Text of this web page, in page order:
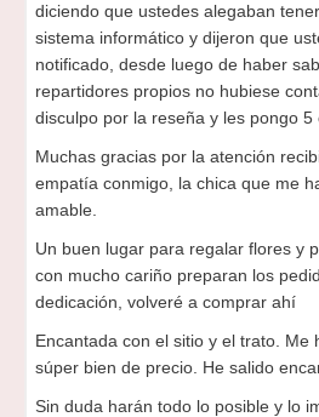
diciendo que ustedes alegaban
sistema informático y dijeron que
notificado, desde luego de haber
repartidores propios no hubiese
disculpo por la reseña y les pongo
Muchas gracias por la atención
empatía conmigo, la chica que me
amable.
Un buen lugar para regalar flores y
con mucho cariño preparan los
dedicación, volveré a comprar ahí
Encantada con el sitio y el trato. Me
súper bien de precio. He salido
Sin duda harán todo lo posible y lo